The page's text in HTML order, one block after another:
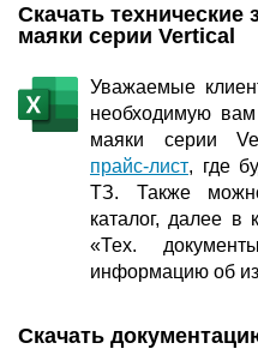
Скачать технические
маяки серии Vertical
Уважаемые
необходимую
маяки серии
прайс-лист, где
ТЗ. Также
каталог, далее в
«Тех.
информацию об
Скачать